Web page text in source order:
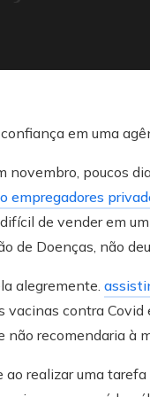
novembro, poucos
empregadores
de vender em
de Doenças, não
alegremente.
contra Covid
não recomendaria à
realizar uma